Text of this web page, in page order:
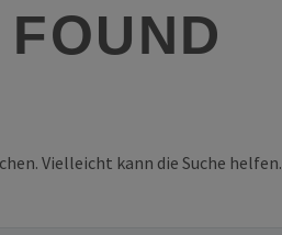
FOUND
Vielleicht kann die Suche helfen.